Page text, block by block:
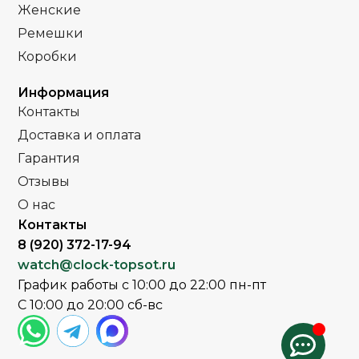
Часы мужские
РЕМЕНЬ
браслет
СТЕКЛО Минеральное
ЦВЕТ БРАСЛЕТА
ЦВЕТ КОРПУСА
ЦИФЕРБЛАТ ЦИФЕРБЛАТ
Женские
Ремешки
Коробки
Информация
Контакты
Доставка и оплата
Гарантия
Отзывы
О нас
Контакты
8 (920) 372-17-94
watch@clock-topsot.ru
График работы с 10:00 до 22:00 пн-пт
С 10:00 до 20:00 сб-вс